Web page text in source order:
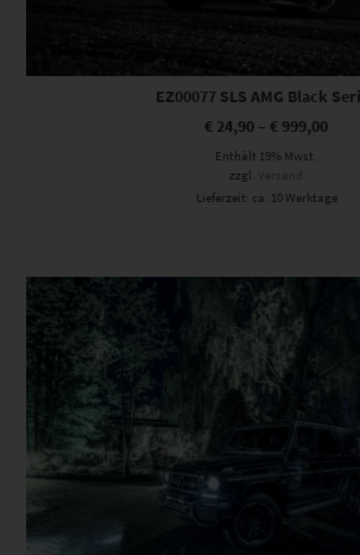
EZ00077 SLS AMG Black
€ 24,90 – € 999,00
Enthält 19% Mwst.
zzgl. Versand
Lieferzeit: ca. 10 Werktage
Dieses Produkt weist mehrere Varianten auf. Die Optionen können auf der Produktseite gewählt werden